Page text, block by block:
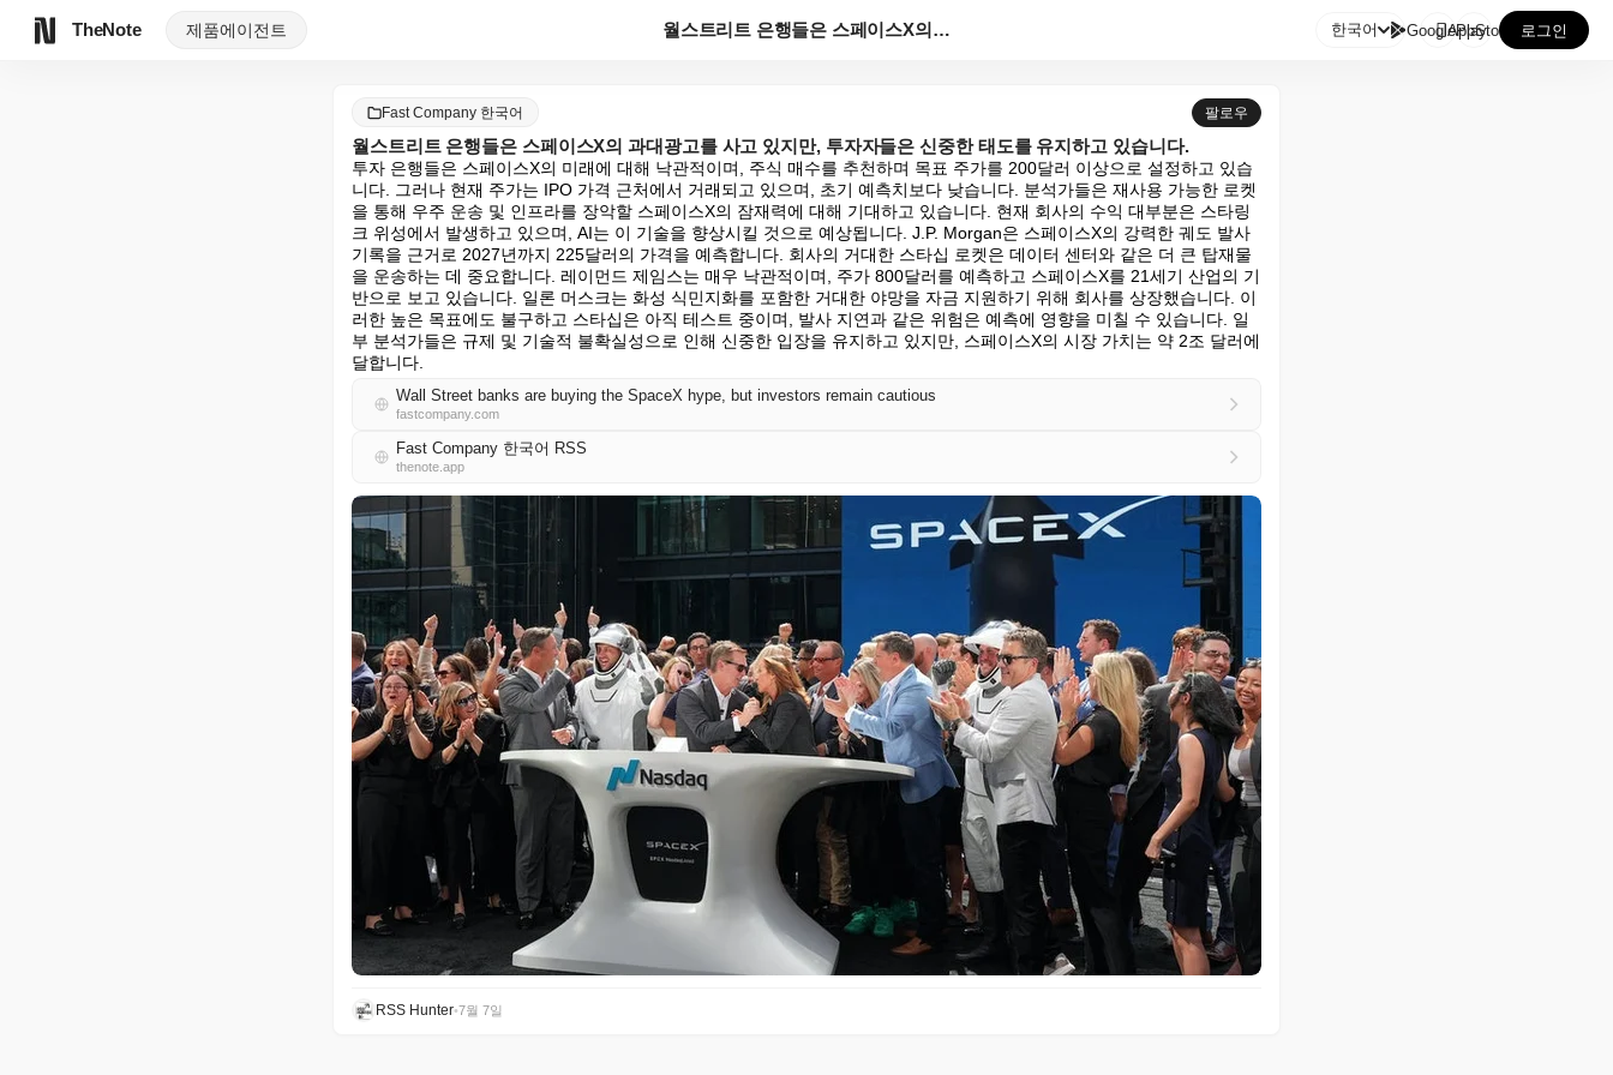
TheNote 제품에이전트 월스트리트 은행들은 스페이스X의 과대광고를 사고 있지만... 한국어 GooglePlay
AppStore 로그인
Fast Company 한국어 팔로우
월스트리트 은행들은 스페이스X의 과대광고를 사고 있지만, 투자자들은 신중한 태도를 유지하고 있습니다.
투자 은행들은 스페이스X의 미래에 대해 낙관적이며, 주식 매수를 추천하며 목표 주가를 200달러 이상으로 설정하고 있습
니다. 그러나 현재 주가는 IPO 가격 근처에서 거래되고 있으며, 초기 예측치보다 낮습니다. 분석가들은 재사용 가능한 로켓
을 통해 우주 운송 및 인프라를 장악할 스페이스X의 잠재력에 대해 기대하고 있습니다. 현재 회사의 수익 대부분은 스타링
크 위성에서 발생하고 있으며, AI는 이 기술을 향상시킬 것으로 예상됩니다. J.P. Morgan은 스페이스X의 강력한 궤도 발사
기록을 근거로 2027년까지 225달러의 가격을 예측합니다. 회사의 거대한 스타십 로켓은 데이터 센터와 같은 더 큰 탑재물
을 운송하는 데 중요합니다. 레이먼드 제임스는 매우 낙관적이며, 주가 800달러를 예측하고 스페이스X를 21세기 산업의 기
반으로 보고 있습니다. 일론 머스크는 화성 식민지화를 포함한 거대한 야망을 자금 지원하기 위해 회사를 상장했습니다. 이
러한 높은 목표에도 불구하고 스타십은 아직 테스트 중이며, 발사 지연과 같은 위험은 예측에 영향을 미칠 수 있습니다. 일
부 분석가들은 규제 및 기술적 불확실성으로 인해 신중한 입장을 유지하고 있지만, 스페이스X의 시장 가치는 약 2조 달러에
달합니다.
Wall Street banks are buying the SpaceX hype, but investors remain cautious
fastcompany.com
Fast Company 한국어 RSS
thenote.app
RSS Hunter•7월 7일